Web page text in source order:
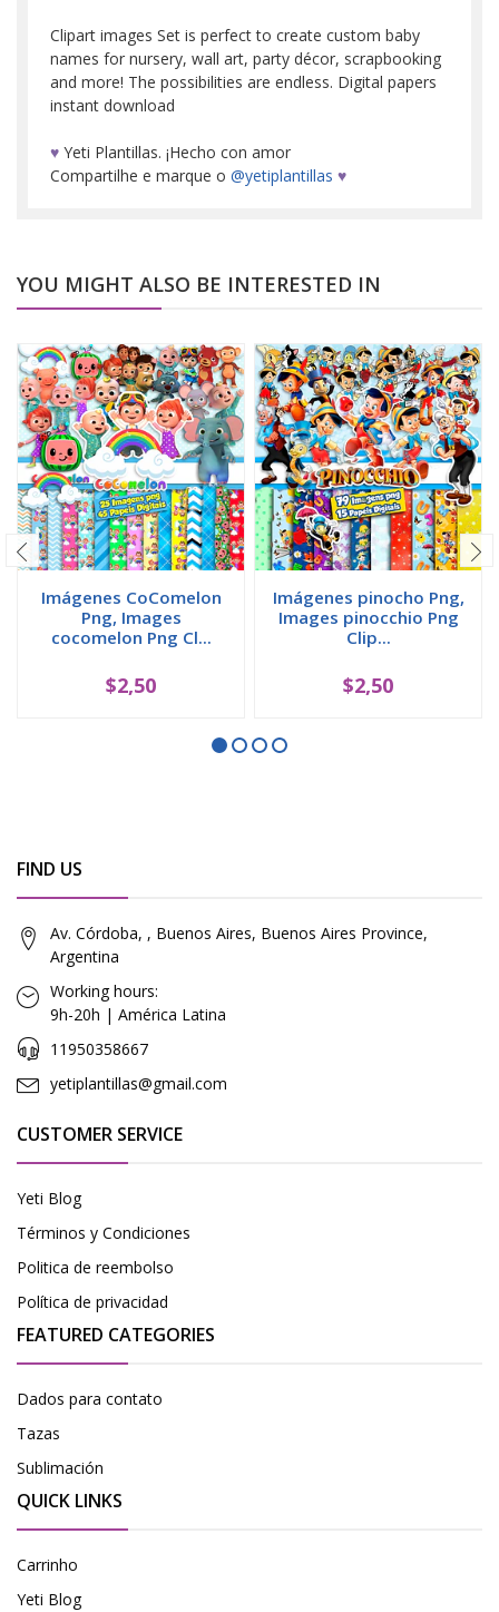
Clipart images Set is perfect to create custom baby
names for nursery, wall art, party décor, scrapbooking
and more! The possibilities are endless. Digital papers
instant download
♥ Yeti Plantillas. ¡Hecho con amor
Compartilhe e marque o @yetiplantillas ♥
YOU MIGHT ALSO BE INTERESTED IN
Imágenes CoComelon
Png, Images
cocomelon Png Cl...
$2,50
Imágenes pinocho Png,
Images pinocchio Png
Clip...
$2,50
FIND US
Av. Córdoba, , Buenos Aires, Buenos Aires Province,
Argentina
Working hours:
9h-20h | América Latina
11950358667
yetiplantillas@gmail.com
CUSTOMER SERVICE
Yeti Blog
Términos y Condiciones
Politica de reembolso
Política de privacidad
FEATURED CATEGORIES
Dados para contato
Tazas
Sublimación
QUICK LINKS
Carrinho
Yeti Blog